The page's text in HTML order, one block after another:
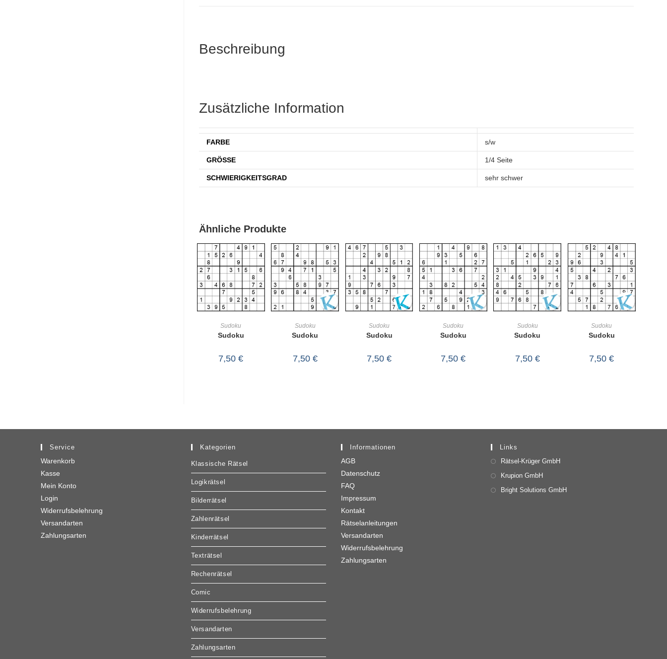
Beschreibung
Zusätzliche Information
FARBE s/w
GRÖSSE 1/4 Seite
SCHWIERIGKEITSGRAD sehr schwer
Ähnliche Produkte
Sudoku
Sudoku
7,50€
Sudoku
Sudoku
7,50 €
Sudoku
Sudoku
7,50 €
Sudoku
Sudoku
7,50€
Sudoku
Sudoku
7,50 €
Sudoku
Sudoku
7,50€
Service
Warenkorb
Kasse
Mein Konto
Login
Widerrufsbelehrung
Versandarten
Zahlungsarten
Kategorien
Klassische Rätsel
Logikrätsel
Bilderrätsel
Zahlenrätsel
Kinderrätsel
Texträtsel
Rechenrätsel
Comic
Widerrufsbelehrung
Versandarten
Zahlungsarten
Informationen
AGB
Datenschutz
FAQ
Impressum
Kontakt
Rätselanleitungen
Versandarten
Widerrufsbelehrung
Zahlungsarten
Links
Rätsel-Krüger GmbH
Krupion GmbH
Bright Solutions GmbH